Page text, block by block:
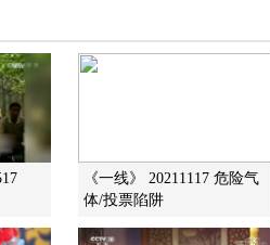
《一线》 20211117 危险气
体/投票陷阱